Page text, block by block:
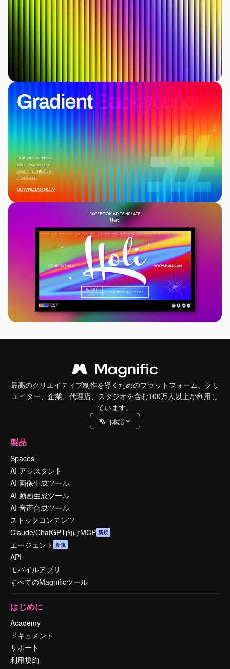
最高のクリエイティブ制作を導くためのプラットフォーム。クリ
エイター、企業、代理店、スタジオを含む100万人以上が利用し
ています。
日本語
製品
Spaces
AI アシスタント
AI 画像生成ツール
AI 動画生成ツール
AI 音声合成ツール
ストックコンテンツ
Claude/ChatGPT向けMCP 新規
エージェント 新規
API
モバイルアプリ
すべてのMagnificツール
はじめに
Academy
ドキュメント
サポート
利用規約